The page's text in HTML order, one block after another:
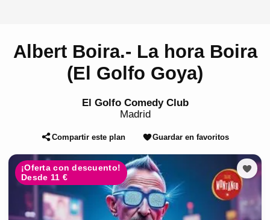
Albert Boira.- La hora Boira
(El Golfo Goya)
El Golfo Comedy Club
Madrid
Compartir este plan Guardar en favoritos
¡Oferta con descuento!
Desde 11 €